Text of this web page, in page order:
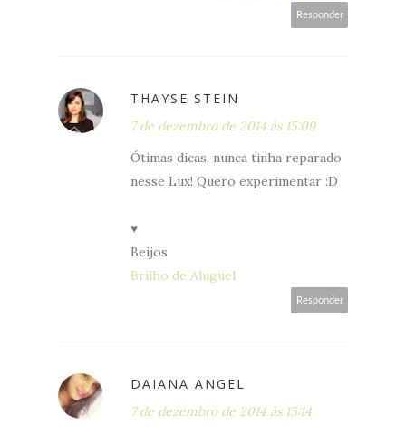
Responder
THAYSE STEIN
7 de dezembro de 2014 às 15:09
Ótimas dicas, nunca tinha reparado
nesse Lux! Quero experimentar :D
♥
Beijos
Brilho de Aluguel
Responder
DAIANA ANGEL
7 de dezembro de 2014 às 15:14